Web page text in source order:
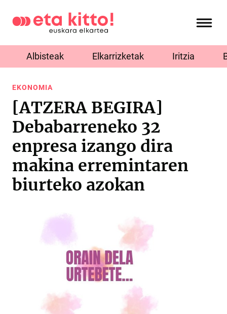
Albisteak Elkarrizketak Iritzia
EKONOMIA
[ATZERA BEGIRA]
Debabarreneko 32
enpresa izango dira
makina erremintaren
biurteko azokan